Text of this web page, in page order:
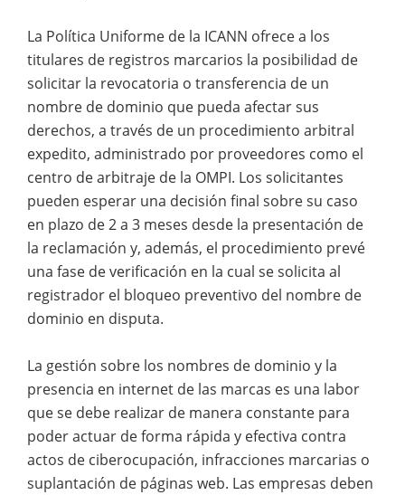
La Política Uniforme de la ICANN ofrece a los
titulares de registros marcarios la posibilidad de
solicitar la revocatoria o transferencia de un
nombre de dominio que pueda afectar sus
derechos, a través de un procedimiento arbitral
expedito, administrado por proveedores como el
centro de arbitraje de la OMPI. Los solicitantes
pueden esperar una decisión final sobre su caso
en plazo de 2 a 3 meses desde la presentación de
la reclamación y, además, el procedimiento prevé
una fase de verificación en la cual se solicita al
registrador el bloqueo preventivo del nombre de
dominio en disputa.
La gestión sobre los nombres de dominio y la
presencia en internet de las marcas es una labor
que se debe realizar de manera constante para
poder actuar de forma rápida y efectiva contra
actos de ciberocupación, infracciones marcarias o
suplantación de páginas web. Las empresas deben